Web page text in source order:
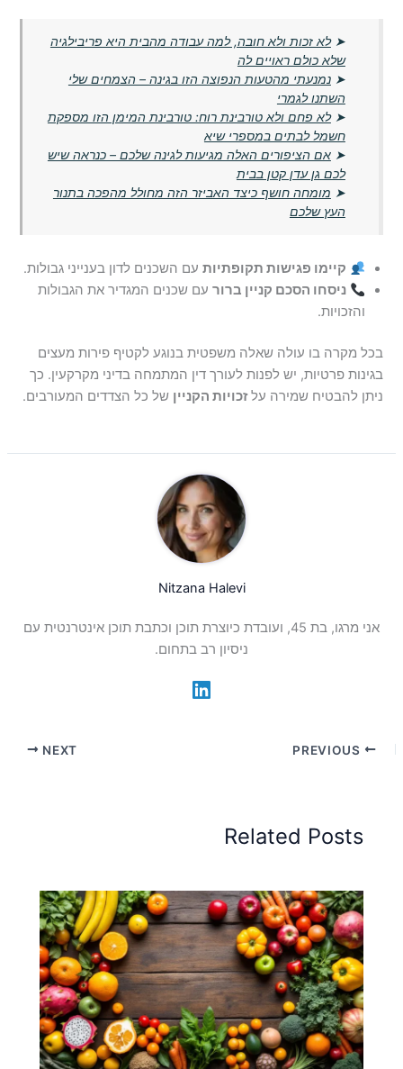
➤לא זכות ולא חובה, למה עבודה מהבית היא פריבילגיה
שלא כולם ראויים לה
➤נמנעתי מהטעות הנפוצה הזו בגינה – הצמחים שלי
השתנו לגמרי
➤לא פחם ולא טורבינת רוח: טורבינת המימן הזו מספקת
חשמל לבתים במספרי שיא
➤אם הציפורים האלה מגיעות לגינה שלכם – כנראה שיש
לכם גן עדן קטן בבית
➤ מומחה חושף כיצד האביזר הזה מחולל מהפכה בתנור
העץ שלכם
קיימו פגישות תקופתיות עם השכנים לדון בענייני גבולות.
ניסחו הסכם קניין ברור עם שכנים המגדיר את הגבולות
והזכויות.
בכל מקרה בו עולה שאלה משפטית בנוגע לקטיף פירות מעצים
בגינות פרטיות, יש לפנות לעורך דין המתמחה בדיני מקרקעין. כך
ניתן להבטיח שמירה עלזכויות הקניין של כל הצדדים המעורבים.
Nitzana Halevi
אני מרגו, בת 45, ועובדת כיוצרת תוכן וכתבת תוכן אינטרנטית עם
ניסיון רב בתחום.
NEXT
Related Posts